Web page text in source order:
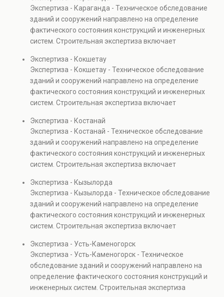
Услуга востребована при покупке недвижимости,
капитальном ремонте и реконструкции объектов, а
также при судебных разбирательствах и технических
проверках.
Экспертиза - Караганда - Техническое обследование
зданий и сооружений направлено на определение
фактического состояния конструкций и инженерных
систем. Строительная экспертиза включает
элементов и оценку эксплуатационной безопасности.
Услуга востребована при покупке недвижимости,
капитальном ремонте и реконструкции объектов, а
также при судебных разбирательствах и технических
проверках.
Экспертиза - Кокшетау
Экспертиза - Кокшетау - Техническое обследование
зданий и сооружений направлено на определение
фактического состояния конструкций и инженерных
систем. Строительная экспертиза включает
элементов и оценку эксплуатационной безопасности.
Услуга востребована при покупке недвижимости,
капитальном ремонте и реконструкции объектов, а
также при судебных разбирательствах и технических
проверках.
Экспертиза - Костанай
Экспертиза - Костанай - Техническое обследование
зданий и сооружений направлено на определение
фактического состояния конструкций и инженерных
систем. Строительная экспертиза включает
элементов и оценку эксплуатационной безопасности.
Услуга востребована при покупке недвижимости,
капитальном ремонте и реконструкции объектов, а
также при судебных разбирательствах и технических
проверках.
Экспертиза - Кызылорда
Экспертиза - Кызылорда - Техническое обследование
зданий и сооружений направлено на определение
фактического состояния конструкций и инженерных
систем. Строительная экспертиза включает
элементов и оценку эксплуатационной безопасности.
Услуга востребована при покупке недвижимости,
капитальном ремонте и реконструкции объектов, а
также при судебных разбирательствах и технических
проверках.
Экспертиза - Усть-Каменогорск
Экспертиза - Усть-Каменогорск - Техническое
обследование зданий и сооружений направлено на
определение фактического состояния конструкций и
инженерных систем. Строительная экспертиза